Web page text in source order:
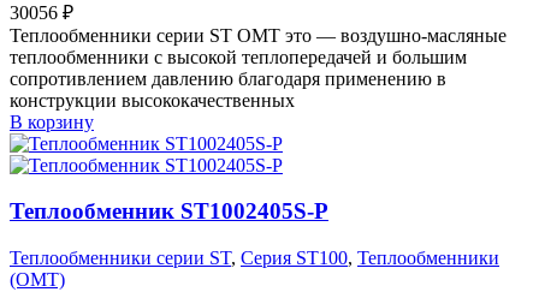
30056 ₽
Теплообменники серии ST OMT это — воздушно-масляные
теплообменники с высокой теплопередачей и большим
сопротивлением давлению благодаря применению в
конструкции высококачественных
В корзину
Теплообменник ST1002405S-P
Теплообменники серии ST, Серия ST100, Теплообменники
(OMT)